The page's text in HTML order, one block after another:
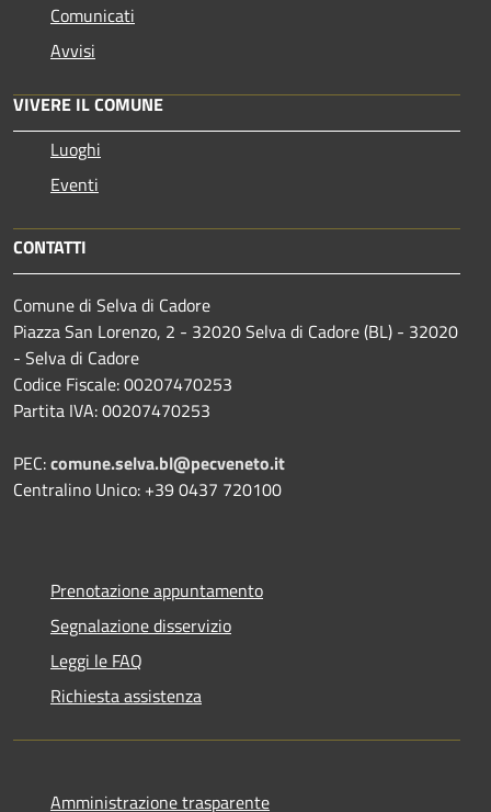
Comunicati
Avvisi
VIVERE IL COMUNE
Luoghi
Eventi
CONTATTI
Comune di Selva di Cadore
Piazza San Lorenzo, 2 - 32020 Selva di Cadore (BL) - 32020
- Selva di Cadore
Codice Fiscale: 00207470253
Partita IVA: 00207470253
PEC:comune.selva.bl@pecveneto.it
Centralino Unico: +39 0437 720100
Prenotazione appuntamento
Segnalazione disservizio
Leggi le FAQ
Richiesta assistenza
Amministrazione trasparente